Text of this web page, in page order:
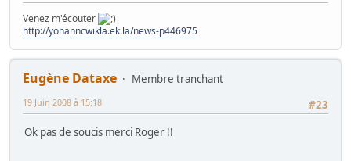
Venez m'écouter
http://yohanncwikla.ek.la/news-p446975
Eugène Dataxe
Membre tranchant
#23
19 Juin 2008 à 15:18
Ok pas de soucis merci Roger !!